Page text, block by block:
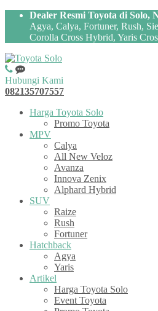
Dealer Resmi Toyota di Solo,
Agya, Calya, Fortuner, Rush,
Corolla Cross Hybrid, Yaris
Hubungi Kami
082135707557
Harga Toyota Solo
Promo Toyota
MPV
Calya
All New Veloz
Avanza
Innova Zenix
Alphard Hybrid
SUV
Raize
Rush
Fortuner
Hatchback
Agya
Yaris
Artikel
Harga Toyota Solo
Event Toyota